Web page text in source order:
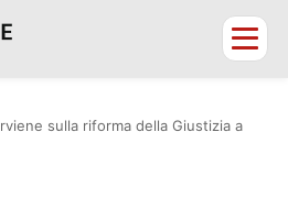
sulla riforma della Giustizia a